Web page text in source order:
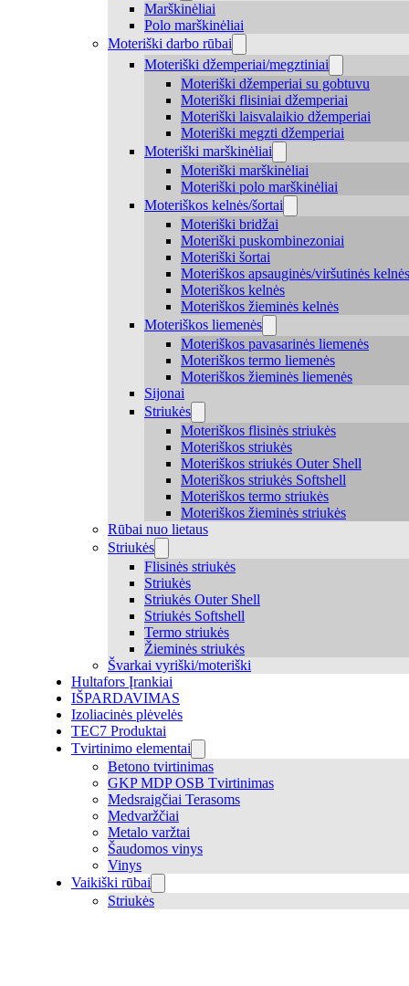
Marškinėliai
Polo marškinėliai
Moteriški darbo rūbai
Moteriški džemperiai/megztiniai
Moteriški džemperiai su gobtuvu
Moteriški flisiniai džemperiai
Moteriški laisvalaikio džemperiai
Moteriški megzti džemperiai
Moteriški marškinėliai
Moteriški marškinėliai
Moteriški polo marškinėliai
Moteriškos kelnės/šortai
Moteriški bridžai
Moteriški puskombinezoniai
Moteriški šortai
Moteriškos apsauginės/viršutinės kelnės
Moteriškos kelnės
Moteriškos žieminės kelnės
Moteriškos liemenės
Moteriškos pavasarinės liemenės
Moteriškos termo liemenės
Moteriškos žieminės liemenės
Sijonai
Striukės
Moteriškos flisinės striukės
Moteriškos striukės
Moteriškos striukės Outer Shell
Moteriškos striukės Softshell
Moteriškos termo striukės
Moteriškos žieminės striukės
Rūbai nuo lietaus
Striukės
Flisinės striukės
Striukės
Striukės Outer Shell
Striukės Softshell
Termo striukės
Žieminės striukės
Švarkai vyriški/moteriški
Hultafors Įrankiai
IŠPARDAVIMAS
Izoliacinės plėvelės
TEC7 Produktai
Tvirtinimo elementai
Betono tvirtinimas
GKP MDP OSB Tvirtinimas
Medsraigčiai Terasoms
Medvaržčiai
Metalo varžtai
Šaudomos vinys
Vinys
Vaikiški rūbai
Striukės